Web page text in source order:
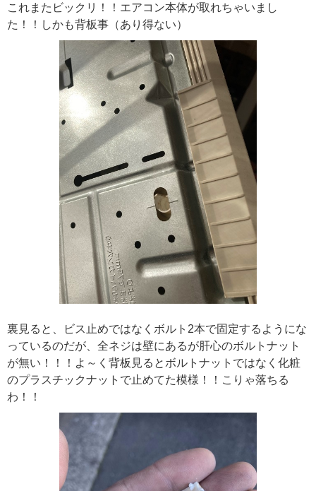
これまたビックリ！！エアコン本体が取れちゃいまし
た！！しかも背板事（あり得ない）
裏見ると、ビス止めではなくボルト2本で固定するようにな
っているのだが、全ネジは壁にあるが肝心のボルトナット
が無い！！！よ～く背板見るとボルトナットではなく化粧
のプラスチックナットで止めてた模様！！こりゃ落ちる
わ！！